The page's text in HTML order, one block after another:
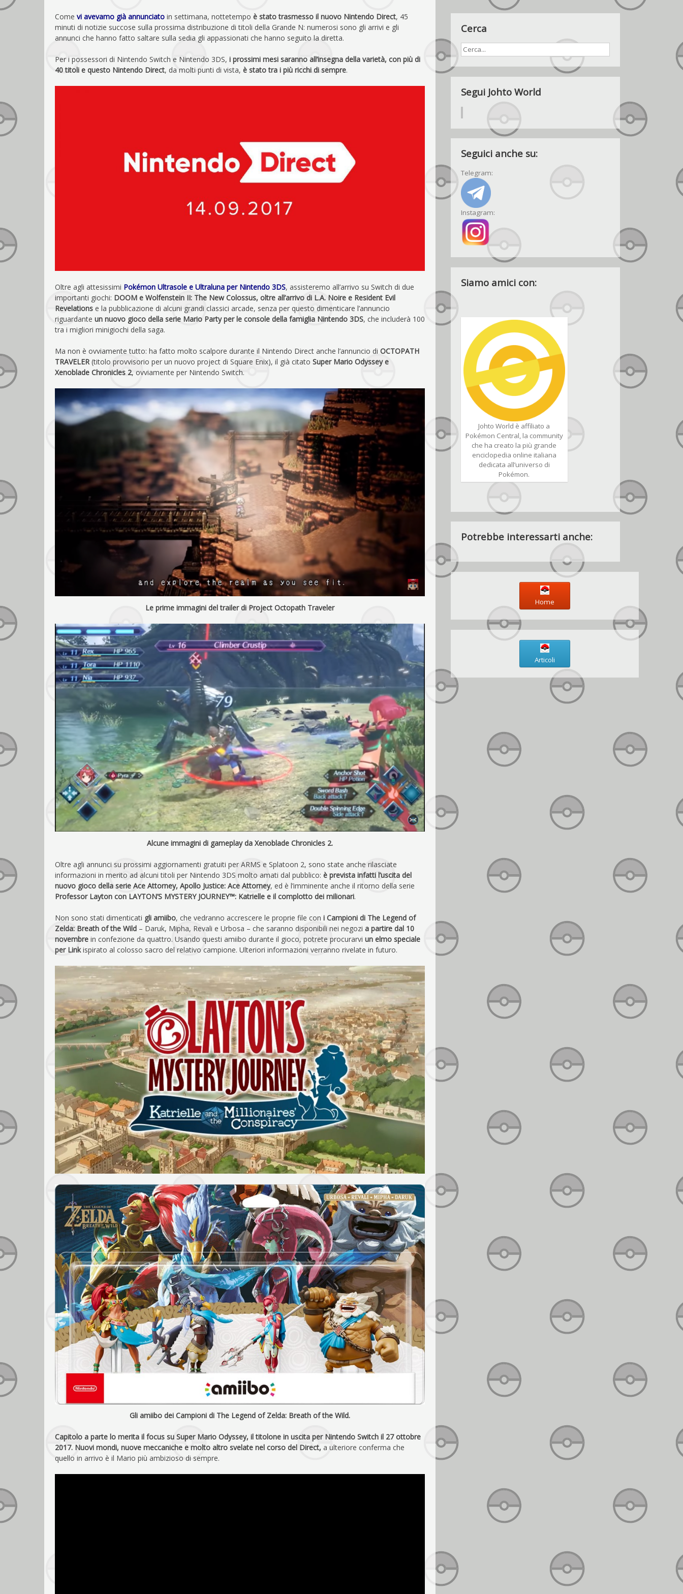
Come vi avevamo già annunciato in settimana, nottetempo è stato trasmesso il nuovo Nintendo Direct, 45
minuti di notizie succose sulla prossima distribuzione di titoli della Grande N: numerosi sono gli arrivi e gli
annunci che hanno fatto saltare sulla sedia gli appassionati che hanno seguito la diretta.
Per i possessori di Nintendo Switch e Nintendo 3DS, i prossimi mesi saranno all’insegna della varietà, con più di
40 titoli e questo Nintendo Direct, da molti punti di vista, è stato tra i più ricchi di sempre.
Oltre agli attesissimi Pokémon Ultrasole e Ultraluna per Nintendo 3DS, assisteremo all’arrivo su Switch di due
importanti giochi: DOOM e Wolfenstein II: The New Colossus, oltre all’arrivo di L.A. Noire e Resident Evil
Revelations e la pubblicazione di alcuni grandi classici arcade, senza per questo dimenticare l’annuncio
riguardante un nuovo gioco della serie Mario Party per le console della famiglia Nintendo 3DS, che includerà 100
tra i migliori minigiochi della saga.
Ma non è ovviamente tutto: ha fatto molto scalpore durante il Nintendo Direct anche l’annuncio di OCTOPATH
TRAVELER(titolo provvisorio per un nuovo project di Square Enix), il già citato Super Mario Odyssey e
Xenoblade Chronicles 2, ovviamente per Nintendo Switch.
Le prime immagini del trailer di Project Octopath Traveler
Alcune immagini di gameplay da Xenoblade Chronicles 2.
Oltre agli annunci su prossimi aggiornamenti gratuiti per ARMS e Splatoon 2, sono state anche rilasciate
informazioni in merito ad alcuni titoli per Nintendo 3DS molto amati dal pubblico: è prevista infatti l’uscita del
nuovo gioco della serie Ace Attorney, Apollo Justice: Ace Attorney, ed è l’imminente anche il ritorno della serie
Professor Layton con LAYTON’S MYSTERY JOURNEY™: Katrielle e il complotto dei milionari.
Non sono stati dimenticati gli amiibo, che vedranno accrescere le proprie file con i Campioni di The Legend of
Zelda: Breath of the Wild – Daruk, Mipha, Revali e Urbosa – che saranno disponibili nei negozi a partire dal 10
novembre in confezione da quattro. Usando questi amiibo durante il gioco, potrete procurarvi un elmo speciale
per Linkispirato al colosso sacro del relativo campione. Ulteriori informazioni verranno rivelate in futuro.
Gli amiibo dei Campioni di The Legend of Zelda: Breath of the Wild.
Capitolo a parte lo merita il focus su Super Mario Odyssey, il titolone in uscita per Nintendo Switch il 27 ottobre
2017. Nuovi mondi, nuove meccaniche e molto altro svelate nel corso del Direct, a ulteriore conferma che
quello in arrivo è il Mario più ambizioso di sempre.
Cerca
Segui Johto World
Seguici anche su:
Telegram:
Instagram:
Siamo amici con:
Johto World è affiliato a
Pokémon Central, la community
che ha creato la più grande
enciclopedia online italiana
dedicata all’universo di
Pokémon.
Potrebbe interessarti anche:
Home
Articoli